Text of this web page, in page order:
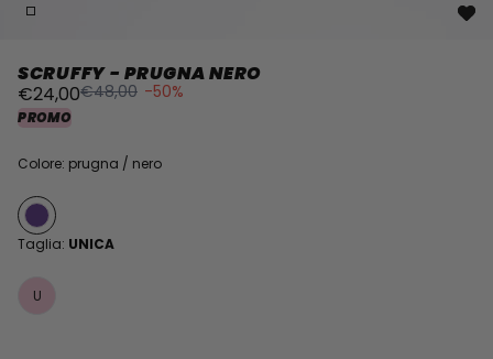
SCRUFFY - PRUGNA NERO
€24,00€48,00 -50%
PROMO
Colore: prugna / nero
Taglia: UNICA
U